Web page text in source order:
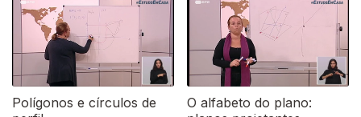
Polígonos e círculos de
O alfabeto do plano: